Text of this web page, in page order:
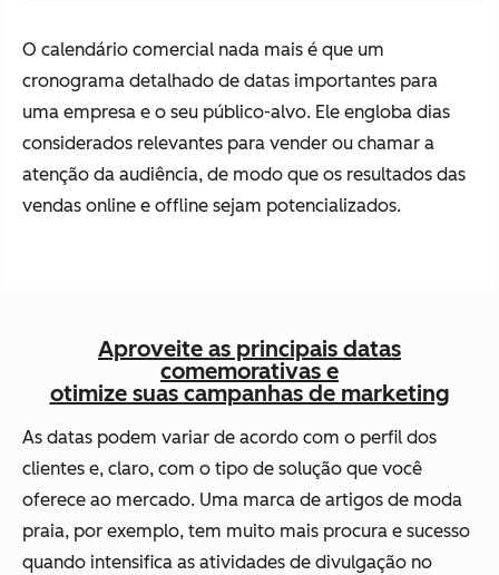
O calendário comercial nada mais é que um
cronograma detalhado de datas importantes para
uma empresa e o seu público-alvo. Ele engloba dias
considerados relevantes para vender ou chamar a
atenção da audiência, de modo que os resultados das
vendas online e offline sejam potencializados.
Aproveite as principais datas
comemorativas e
otimize suas campanhas de marketing
As datas podem variar de acordo com o perfil dos
clientes e, claro, com o tipo de solução que você
oferece ao mercado. Uma marca de artigos de moda
praia, por exemplo, tem muito mais procura e sucesso
quando intensifica as atividades de divulgação no